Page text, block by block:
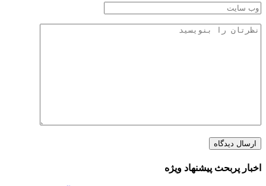
اخبار پربحث پیشنهاد ویژه